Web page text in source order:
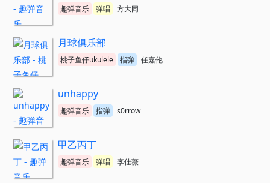
趣弹音乐 弹唱 方大同
月球俱乐部
桃子鱼仔ukulele 指弹 任嘉伦
unhappy
趣弹音乐 指弹 s0rrow
甲乙丙丁
趣弹音乐 弹唱 李佳薇